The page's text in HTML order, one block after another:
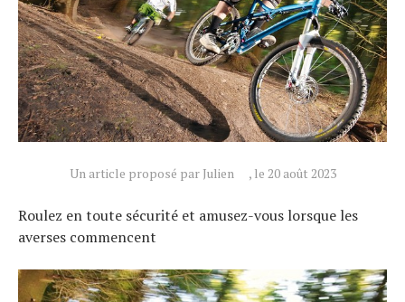
Un article proposé par Julien , le 20 août 2023
Roulez en toute sécurité et amusez-vous lorsque les
averses commencent